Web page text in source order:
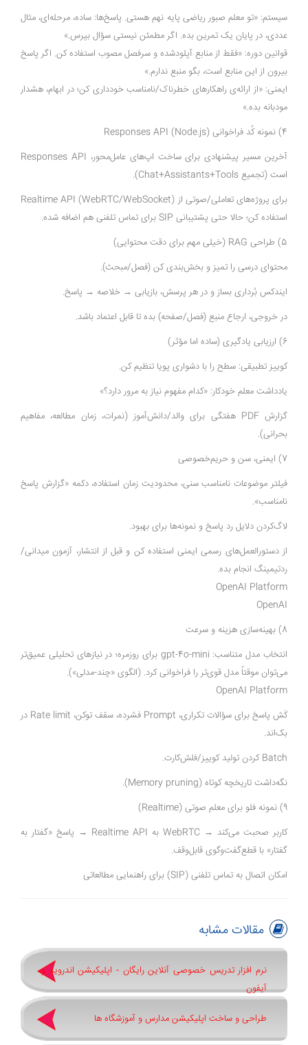
سیستم: «تو معلم صبور ریاضی پایه نهم هستی. پاسخ‌ها: ساده، مرحله‌ای، مثال
عددی، در پایان یک تمرین بده. اگر مطمئن نیستی سؤال بپرس.»
قوانین دوره: «فقط از منابع آپلودشده و سرفصل مصوب استفاده کن. اگر پاسخ
بیرون از این منابع است، بگو منبع ندارم.»
ایمنی: «از ارائه‌ی راهکارهای خطرناک/نامناسب خودداری کن؛ در ابهام، هشدار
مودبانه بده.»
4) نمونه کُد فراخوانی Responses API (Node.js)
آخرین مسیر پیشنهادی برای ساخت اپ‌های عامل‌محور، Responses API
است (تجمیع Chat+Assistants+Tools).
برای پروژه‌های تعاملی/صوتی از Realtime API (WebRTC/WebSocket)
استفاده کن؛ حالا حتی پشتیبانی SIP برای تماس تلفنی هم اضافه شده.
5) طراحی RAG (خیلی مهم برای دقت محتوایی)
محتوای درسی را تمیز و بخش‌بندی کن (فصل/مبحث).
ایندکس بُرداری بساز و در هر پرسش، بازیابی → خلاصه → پاسخ.
در خروجی، ارجاع منبع (فصل/صفحه) بده تا قابل اعتماد باشد.
6) ارزیابی یادگیری (ساده اما مؤثر)
کوییز تطبیقی: سطح را با دشواری پویا تنظیم کن.
یادداشت معلم خودکار: «کدام مفهوم نیاز به مرور دارد؟»
گزارش PDF هفتگی برای والد/دانش‌آموز (نمرات، زمان مطالعه، مفاهیم
بحرانی).
7) ایمنی، سن و حریم‌خصوصی
فیلتر موضوعات نامناسب سنی، محدودیت زمان استفاده، دکمه «گزارش پاسخ
نامناسب».
لاگ‌کردن دلایل رد پاسخ و نمونه‌ها برای بهبود.
از دستورالعمل‌های رسمی ایمنی استفاده کن و قبل از انتشار، آزمون میدانی/
ردتیمینگ انجام بده.
OpenAI Platform
OpenAI
8) بهینه‌سازی هزینه و سرعت
انتخاب مدل متناسب: gpt-4o-mini برای روزمره؛ در نیازهای تحلیلی عمیق‌تر
می‌توان موقتاً مدل قوی‌تر را فراخوانی کرد. (الگوی «چند-مدلی»).
OpenAI Platform
کَش پاسخ برای سؤالات تکراری، Prompt فشرده، سقف توکن، Rate limit در
بک‌اند.
Batch کردن تولید کوییز/فلش‌کارت.
نگه‌داشت تاریخچه کوتاه (Memory pruning).
9) نمونه فلو برای معلم صوتی (Realtime)
کاربر صحبت می‌کند → WebRTC به Realtime API → پاسخ «گفتار به
گفتار» با قطع‌گفت‌وگوی قابل‌وقف.
امکان اتصال به تماس تلفنی (SIP) برای راهنمایی مطالعاتی
مقالات مشابه
نرم افزار تدریس خصوصی آنلاین رایگان - اپلیکیشن اندروید و
آیفون
طراحی و ساخت اپلیکیشن مدارس و آموزشگاه ها